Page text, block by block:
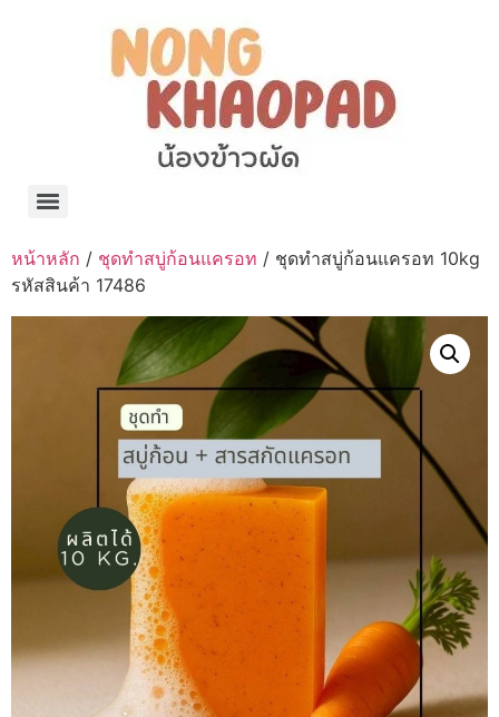
หน้าหลัก / ชุดทำสบู่ก้อนแครอท / ชุดทำสบู่ก้อนแครอท 10kg
รหัสสินค้า 17486